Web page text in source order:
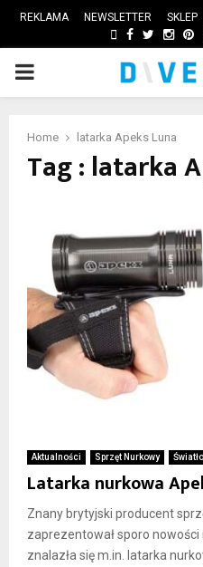
REKLAMA NEWSLETTER SKLEP
FACEBOOK
PRIMARY
Home latarka Apeks Luna
Tag : latarka
Aktualności Sprzęt Nurkowy Światło
Latarka nurkowa
Znany brytyjski producent
zaprezentował sporo nowości
znalazła się m.in. latarka